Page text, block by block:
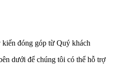
đóng góp từ Quý khách
dưới để chúng tôi có thể hỗ trợ